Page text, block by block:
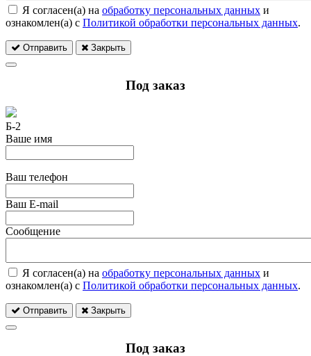
Я согласен(а) на обработку персональных данных и
ознакомлен(а) с Политикой обработки персональных данных.
Отправить Закрыть
Под заказ
Б-2
Ваше имя
Ваш телефон
Ваш E-mail
Сообщение
Я согласен(а) на обработку персональных данных и
ознакомлен(а) с Политикой обработки персональных данных.
Отправить Закрыть
Под заказ